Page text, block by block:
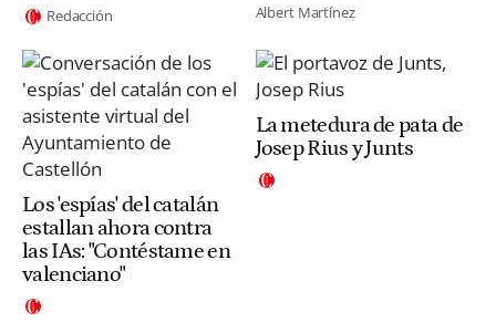
Redacción Albert Martínez
Los 'espías' del catalán
estallan ahora contra
las IAs: "Contéstame en
valenciano"
La metedura de pata de
Josep Rius y Junts